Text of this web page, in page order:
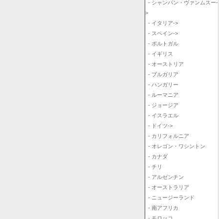
- シャンパン・ヴァンムスー-
>
- イタリア->
- スペイン->
- ポルトガル
- イギリス
- オーストリア
- ブルガリア
- ハンガリー
- ルーマニア
- ジョージア
- イスラエル
- ドイツ->
- カリフォルニア
- オレゴン・ワシントン
- カナダ
- チリ
- アルゼンチン
- オーストラリア
- ニュージーランド
- 南アフリカ